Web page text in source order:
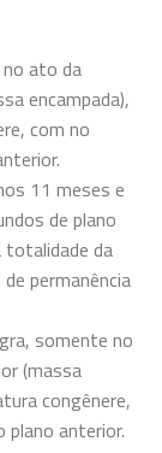
ato da
encampada),
com no
11 meses e
de plano
totalidade da
permanência
somente no
(massa
congênere,
plano anterior.